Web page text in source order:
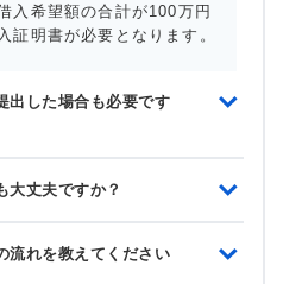
入希望額の合計が100万円
証明書が必要となります。
出した場合も必要です
大丈夫ですか？
流れを教えてください